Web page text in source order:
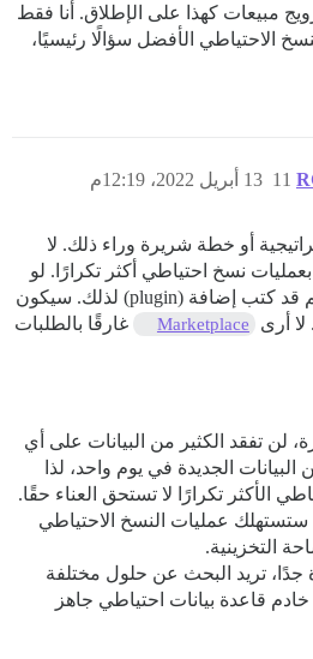
مبيعات كهذا على الإطلاق. أنا فقط
الاحتياطي الأفضل سؤالًا رئيسيًا،
13 أبريل 2022، 12:19م 11
أو خطة شريرة وراء ذلك. لا
بعمليات نسخ احتياطي أكثر تكرارًا. لو
كان الأمر كذلك، لكان أحدهم قد كتب إضافة (plugin) لذلك. سيكون
أرى
Marketplace
غارقًا بالطلبات
لن تفقد الكثير من البيانات على أي
البيانات الجديدة في يوم واحد، لذا
الأكثر تكرارًا لا تستحق العناء حقًا.
ستستهلك عمليات النسخ الاحتياطي
التخزينية.
جدًا، تريد البحث عن حلول مختلفة
قاعدة بيانات احتياطي جاهز